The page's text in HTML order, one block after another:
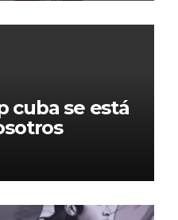
cuba se está